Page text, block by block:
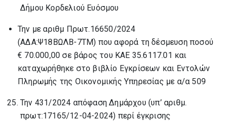
Δήμου Κορδελιού Ευόσμου
Την με αριθμ Πρωτ.16650/2024
(ΑΔΑ:Ψ18ΒΩΛΒ-7ΤΜ) που αφορά τη δέσμευση ποσού
€ 70.000,00 σε βάρος του ΚΑΕ 35.6117.01 και
καταχωρήθηκε στο βιβλίο Εγκρίσεων και Εντολών
Πληρωμής της Οικονομικής Υπηρεσίας με α/α 509
Την 431/2024 απόφαση Δημάρχου (υπ’ αριθμ.
πρωτ:17165/12-04-2024) περί έγκρισης